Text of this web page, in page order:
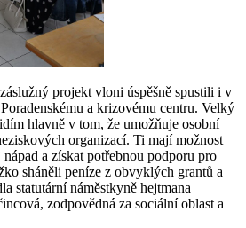
projekt vloni úspěšně spustili i v
a krizovému centru. Velký
hlavně v tom, že umožňuje osobní
organizací. Ti mají možnost
a získat potřebnou podporu pro
sháněli peníze z obvyklých grantů a
statutární náměstkyně hejtmana
zodpovědná za sociální oblast a